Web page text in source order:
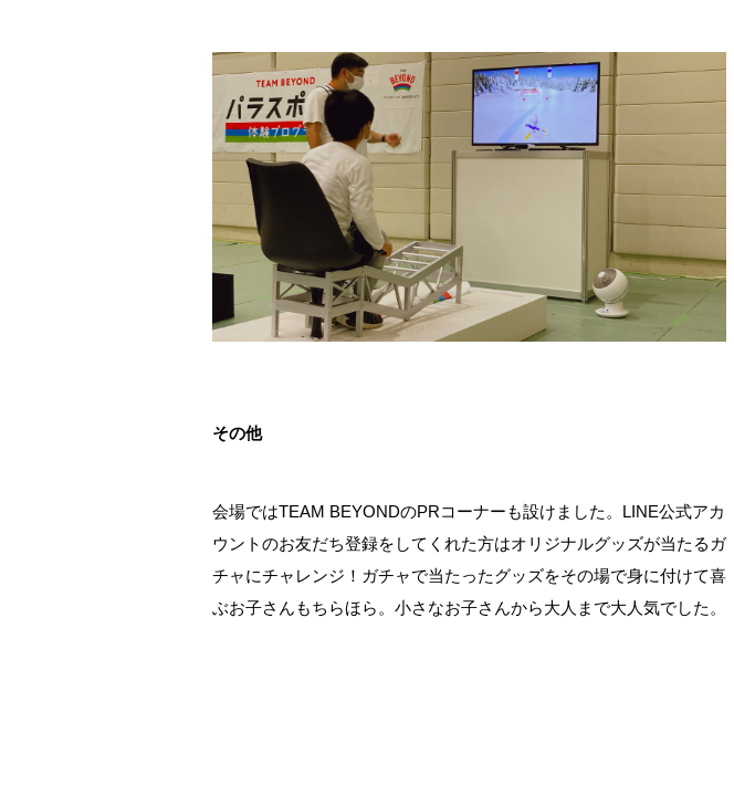
その他
会場ではTEAM BEYONDのPRコーナーも設けました。LINE公式アカ
ウントのお友だち登録をしてくれた方はオリジナルグッズが当たるガ
チャにチャレンジ！ガチャで当たったグッズをその場で身に付けて喜
ぶお子さんもちらほら。小さなお子さんから大人まで大人気でした。